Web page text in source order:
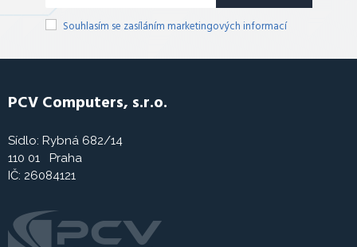
Souhlasím se zasíláním marketingových informací
PCV Computers, s.r.o.
Sídlo: Rybná 682/14
110 01 Praha
IČ: 26084121